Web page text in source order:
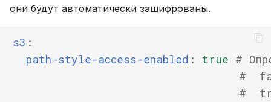
они будут автоматически зашифрованы.
s3 :
path-style-access-enabled : true #
#
#